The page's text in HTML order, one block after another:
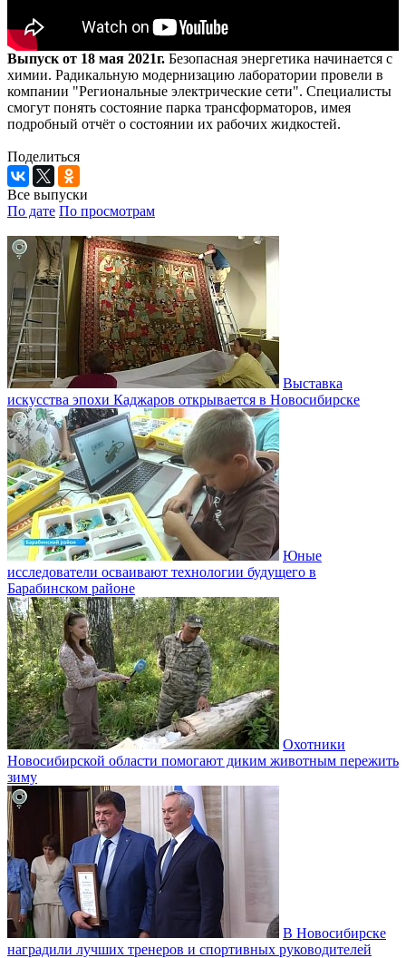
Выпуск от 18 мая 2021г. Безопасная энергетика начинается с
химии. Радикальную модернизацию лаборатории провели в
компании "Региональные электрические сети". Специалисты
смогут понять состояние парка трансформаторов, имея
подробный отчёт о состоянии их рабочих жидкостей.
Поделиться
Все выпуски
По дате По просмотрам
Выставка
искусства эпохи Каджаров открывается в Новосибирске
Юные
исследователи осваивают технологии будущего в
Барабинском районе
Охотники
Новосибирской области помогают диким животным пережить
зиму
В Новосибирске
наградили лучших тренеров и спортивных руководителей